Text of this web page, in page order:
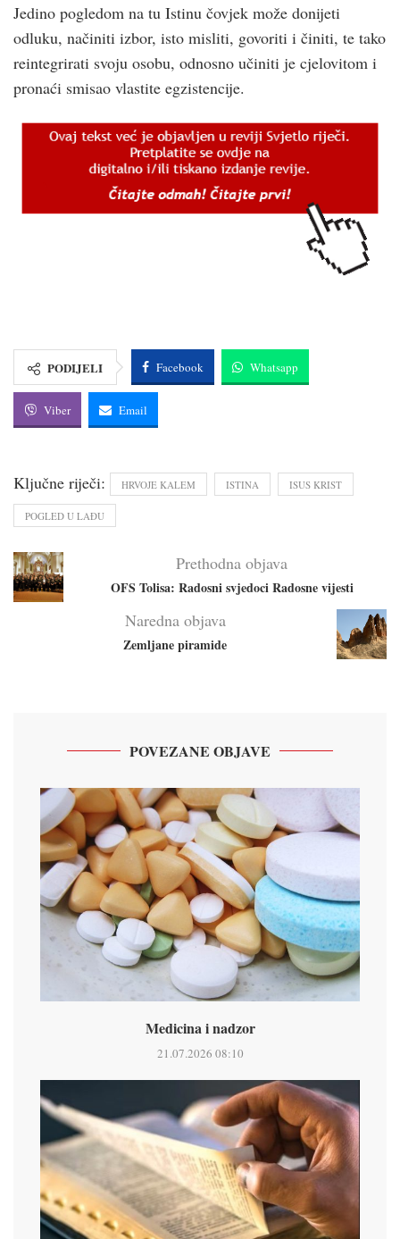
Jedino pogledom na tu Istinu čovjek može donijeti
odluku, načiniti izbor, isto misliti, govoriti i činiti, te tako
reintegrirati svoju osobu, odnosno učiniti je cjelovitom i
pronaći smisao vlastite egzistencije.
PODIJELI Facebook Whatsapp
Viber Email
Ključne riječi: HRVOJE KALEM ISTINA ISUS KRIST
POGLED U LAĐU
Prethodna objava
OFS Tolisa: Radosni svjedoci Radosne vijesti
Naredna objava
Zemljane piramide
POVEZANE OBJAVE
Medicina i nadzor
21.07.2026 08:10